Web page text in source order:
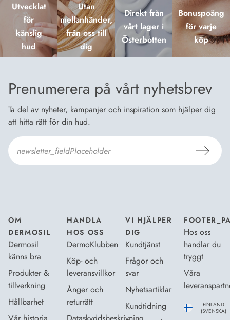
Utvecklat
för
känslig
hud
Utan
mellanhänder,
från oss till
dig
Direkt från
vårt lager i
Österbotten
Bonuspoäng
för varje
köp
Prenumerera på vårt nyhetsbrev
Ta del av nyheter, kampanjer och inspiration som hjälper dig
att hitta rätt för din hud.
OM
DERMOSIL
Dermosil
känns bra
Produkter &
tillverkning
Hållbarhet
HANDLA
HOS OSS
DermoKlubben
Köp- och
leveransvillkor
Ånger och
returrätt
VI HJÄLPER
DIG
Kundtjänst
Frågor och
svar
Nyhetsartiklar
Kundtidning
Hos oss
handlar du
tryggt
Våra
FINLAND
(SVENSKA)